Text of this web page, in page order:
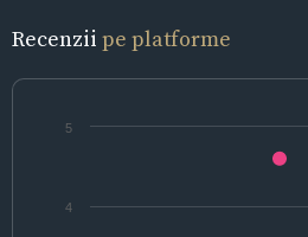
Recenzii pe platforme
4
5